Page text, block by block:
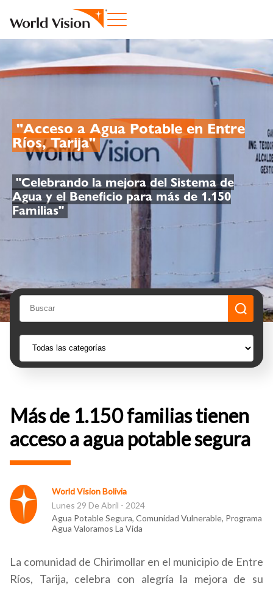
"Acceso a Agua Potable en Entre
Ríos, Tarija"
"Celebrando la mejora del Sistema de
Agua y el Beneficio para más de 1.150
Familias"
Más de 1.150 familias tienen
acceso a agua potable segura
World Vision Bolivia
Lunes 29 De Abril - 2024
Agua Potable Segura, Comunidad Vulnerable, Programa
Agua Valoramos La Vida
La comunidad de Chirimollar en el municipio de Entre
Ríos, Tarija, celebra con alegría la mejora de su